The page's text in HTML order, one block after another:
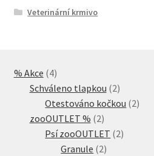
Veterinární krmivo
% Akce 44
produkty
Schváleno tlapkou 22
produkty
Otestováno kočkou 22
zooOUTLET % 22
produkty
Psí zooOUTLET 22
Granule 22